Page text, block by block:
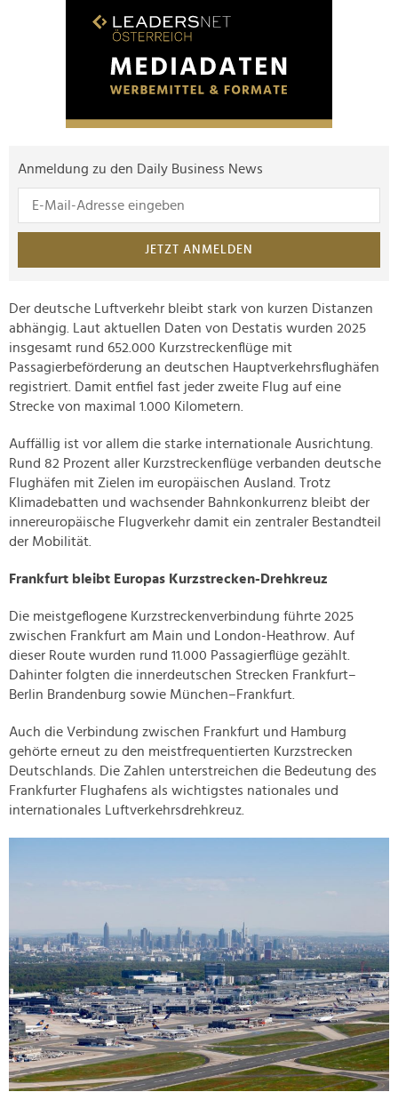
Anmeldung zu den Daily Business News
JETZT ANMELDEN
Der deutsche Luftverkehr bleibt stark von kurzen Distanzen
abhängig. Laut aktuellen Daten von Destatis wurden 2025
insgesamt rund 652.000 Kurzstreckenflüge mit
Passagierbeförderung an deutschen Hauptverkehrsflughäfen
registriert. Damit entfiel fast jeder zweite Flug auf eine
Strecke von maximal 1.000 Kilometern.
Auffällig ist vor allem die starke internationale Ausrichtung.
Rund 82 Prozent aller Kurzstreckenflüge verbanden deutsche
Flughäfen mit Zielen im europäischen Ausland. Trotz
Klimadebatten und wachsender Bahnkonkurrenz bleibt der
innereuropäische Flugverkehr damit ein zentraler Bestandteil
der Mobilität.
Frankfurt bleibt Europas Kurzstrecken-Drehkreuz
Die meistgeflogene Kurzstreckenverbindung führte 2025
zwischen Frankfurt am Main und London-Heathrow. Auf
dieser Route wurden rund 11.000 Passagierflüge gezählt.
Dahinter folgten die innerdeutschen Strecken Frankfurt–
Berlin Brandenburg sowie München–Frankfurt.
Auch die Verbindung zwischen Frankfurt und Hamburg
gehörte erneut zu den meistfrequentierten Kurzstrecken
Deutschlands. Die Zahlen unterstreichen die Bedeutung des
Frankfurter Flughafens als wichtigstes nationales und
internationales Luftverkehrsdrehkreuz.